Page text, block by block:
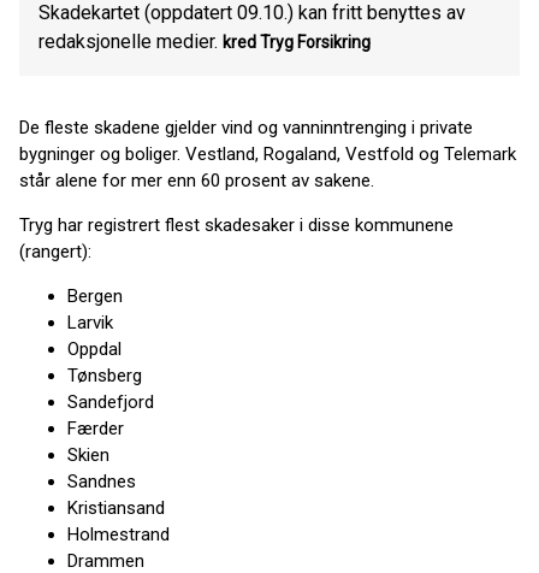
Skadekartet (oppdatert 09.10.) kan fritt benyttes av
redaksjonelle medier. kred Tryg Forsikring
De fleste skadene gjelder vind og vanninntrenging i private
bygninger og boliger. Vestland, Rogaland, Vestfold og Telemark
står alene for mer enn 60 prosent av sakene.
Tryg har registrert flest skadesaker i disse kommunene
(rangert):
Bergen
Larvik
Oppdal
Tønsberg
Sandefjord
Færder
Skien
Sandnes
Kristiansand
Holmestrand
Drammen